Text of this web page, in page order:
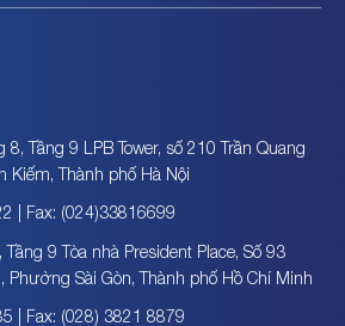
8, Tầng 9 LPB Tower, số 210 Trần Quang
Kiếm, Thành phố Hà Nội
| Fax: (024)33816699
Tầng 9 Tòa nhà President Place, Số 93
Sài Gòn, Thành phố Hồ Chí Minh
| Fax: (028) 3821 8879